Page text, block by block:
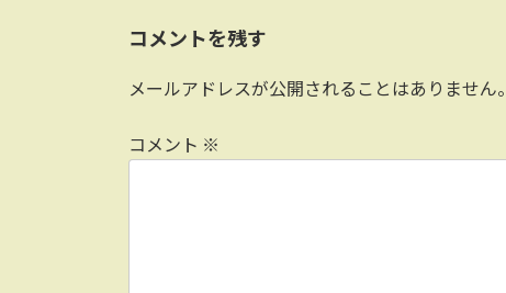
コメントを残す
メールアドレスが公開されることはありません。
コメント ※